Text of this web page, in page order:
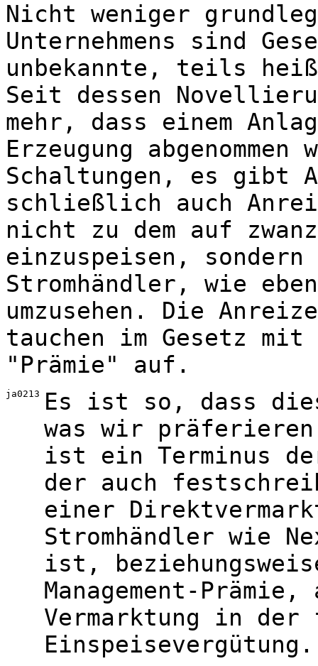
Nicht weniger
Unternehmens sind
unbekannte, teils
Seit dessen
mehr, dass einem
Erzeugung
Schaltungen, es gibt
schließlich auch
nicht zu dem auf
einzuspeisen, sondern
Stromhändler, wie
umzusehen. Die
tauchen im Gesetz
"Prämie" auf.
ja0213
Es ist so, dass
was wir
ist ein Terminus
der auch
einer
Stromhändler wie
ist,
Management-
Vermarktung in der
Einspeisevergütung.